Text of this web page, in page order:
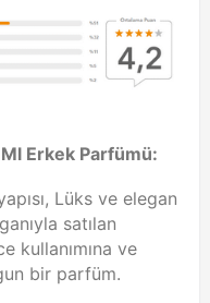
Erkek Parfümü:
Lüks ve elegan
satılan
kullanımına ve
bir parfüm.